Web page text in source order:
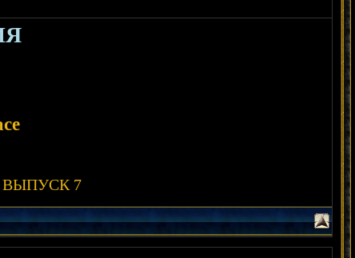
ВЫПУСК 7